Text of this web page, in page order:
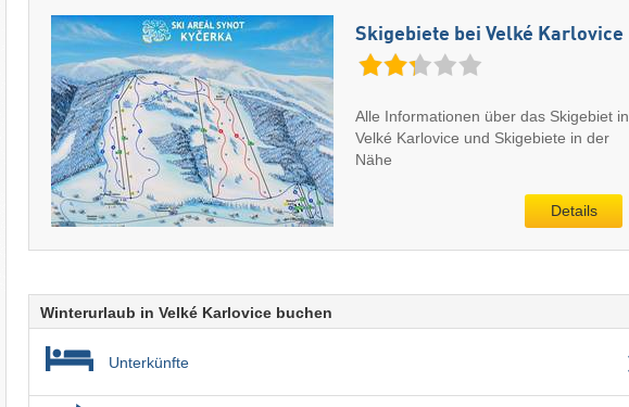
Skigebiete bei Velké Karlovice
Alle Informationen über das Skigebiet in
Velké Karlovice und Skigebiete in der
Nähe
Details
Winterurlaub in Velké Karlovice buchen
Unterkünfte